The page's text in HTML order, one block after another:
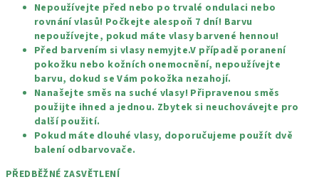
Nepoužívejte před nebo po trvalé ondulaci nebo
rovnání vlasů! Počkejte alespoň 7 dní! Barvu
nepoužívejte, pokud máte vlasy barvené hennou!
Před barvením si vlasy nemyjte.V případě poranení
pokožku nebo kožních onemocnění, nepoužívejte
barvu, dokud se Vám pokožka nezahojí.
Nanašejte směs na suché vlasy! Připravenou směs
použijte ihned a jednou. Zbytek si neuchovávejte pro
další použití.
Pokud máte dlouhé vlasy, doporučujeme použít dvě
balení odbarvovače.
PŘEDBĚŽNÉ ZASVĚTLENÍ